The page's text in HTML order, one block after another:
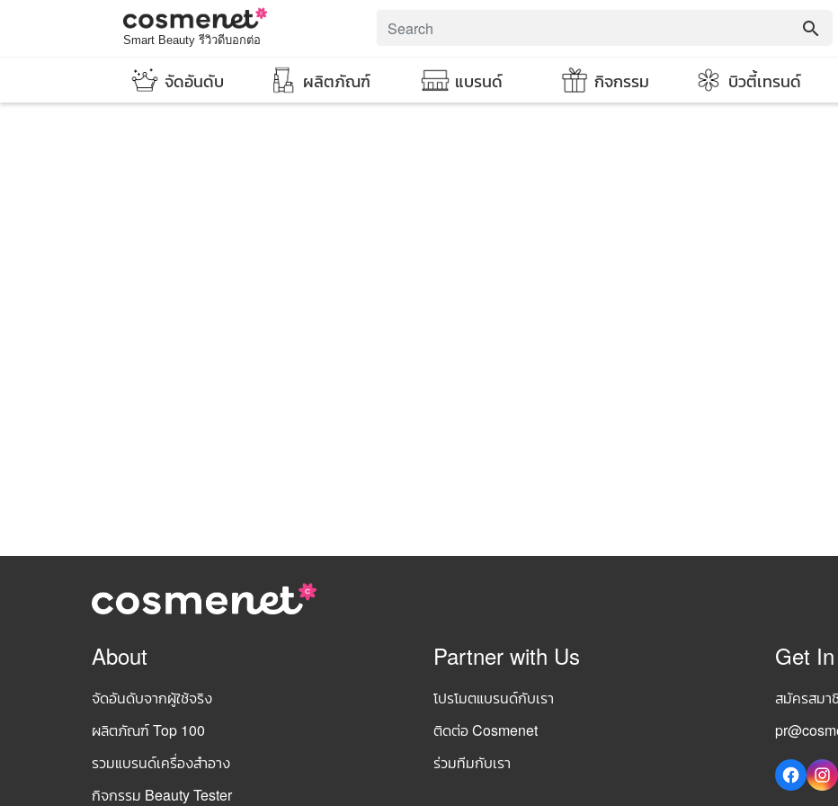
Smart Beauty รีวิวดีบอกต่อ
search
จัดอันดับ ผลิตภัณฑ์ แบรนด์ กิจกรรม บิวตี้เทรนด์
About
จัดอันดับจากผู้ใช้จริง
ผลิตภัณฑ์ Top 100
รวมแบรนด์เครื่องสำอาง
กิจกรรม Beauty Tester
Partner with Us
โปรโมตแบรนด์กับเรา
ติดต่อ Cosmenet
ร่วมทีมกับเรา
Get
สมัครสมา